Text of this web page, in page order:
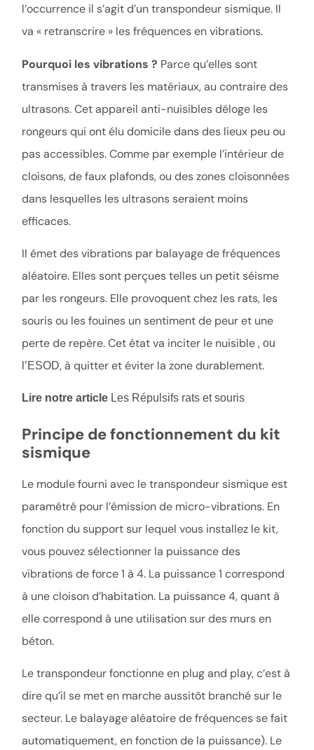
l’occurrence il s’agit d’un transpondeur sismique. Il
va « retranscrire » les fréquences en vibrations.
Pourquoi les vibrations ? Parce qu’elles sont
transmises à travers les matériaux, au contraire des
ultrasons. Cet appareil anti-nuisibles déloge les
rongeurs qui ont élu domicile dans des lieux peu ou
pas accessibles. Comme par exemple l’intérieur de
cloisons, de faux plafonds, ou des zones cloisonnées
dans lesquelles les ultrasons seraient moins
efficaces.
Il émet des vibrations par balayage de fréquences
aléatoire. Elles sont perçues telles un petit séisme
par les rongeurs. Elle provoquent chez les rats, les
souris ou les fouines un sentiment de peur et une
perte de repère. Cet état va inciter le nuisible ,ou
l’ESOD, à quitter et éviter la zone durablement.
Lire notre article Les Répulsifs rats et souris
Principe de fonctionnement du kit
sismique
Le module fourni avec le transpondeur sismique est
paramétré pour l’émission de micro-vibrations. En
fonction du support sur lequel vous installez le kit,
vous pouvez sélectionner la puissance des
vibrations de force 1 à 4. La puissance 1 correspond
à une cloison d’habitation. La puissance 4, quant à
elle correspond à une utilisation sur des murs en
béton.
Le transpondeur fonctionne en plug and play, c’est à
dire qu’il se met en marche aussitôt branché sur le
secteur. Le balayage aléatoire de fréquences se fait
automatiquement, en fonction de la puissance). Le